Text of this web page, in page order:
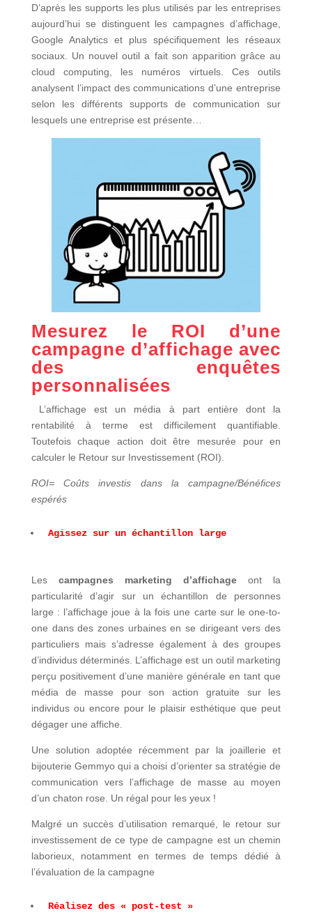
D’après les supports les plus utilisés par les entreprises
aujourd’hui se distinguent les campagnes d’affichage,
Google Analytics et plus spécifiquement les réseaux
sociaux. Un nouvel outil a fait son apparition grâce au
cloud computing, les numéros virtuels. Ces outils
analysent l’impact des communications d’une entreprise
selon les différents supports de communication sur
lesquels une entreprise est présente…
Mesurez le ROI d’une
campagne d’affichage avec
des enquêtes
personnalisées
L’affichage est un média à part entière dont la
rentabilité à terme est difficilement quantifiable.
Toutefois chaque action doit être mesurée pour en
calculer le Retour sur Investissement (ROI).
ROI= Coûts investis dans la campagne/Bénéfices
espérés
Agissez sur un échantillon large
Les campagnes marketing d’affichage ont la
particularité d’agir sur un échantillon de personnes
large : l’affichage joue à la fois une carte sur le one-to-
one dans des zones urbaines en se dirigeant vers des
particuliers mais s’adresse également à des groupes
d’individus déterminés. L’affichage est un outil marketing
perçu positivement d’une manière générale en tant que
média de masse pour son action gratuite sur les
individus ou encore pour le plaisir esthétique que peut
dégager une affiche.
Une solution adoptée récemment par la joaillerie et
bijouterie Gemmyo qui a choisi d’orienter sa stratégie de
communication vers l’affichage de masse au moyen
d’un chaton rose. Un régal pour les yeux !
Malgré un succès d’utilisation remarqué, le retour sur
investissement de ce type de campagne est un chemin
laborieux, notamment en termes de temps dédié à
l’évaluation de la campagne
Réalisez des « post-test »